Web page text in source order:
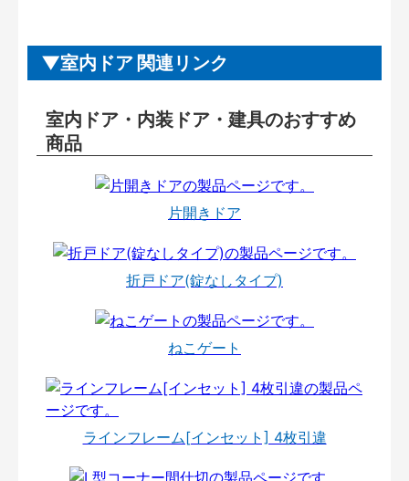
室内ドア 関連リンク
室内ドア・内装ドア・建具のおすすめ
商品
片開きドア
折戸ドア(錠なしタイプ)
ねこゲート
ラインフレーム[インセット] 4枚引違